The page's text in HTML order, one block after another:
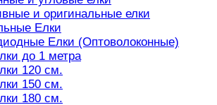
и оригинальные елки
Елки
Елки (Оптоволоконные)
до 1 метра
120 см.
150 см.
180 см.